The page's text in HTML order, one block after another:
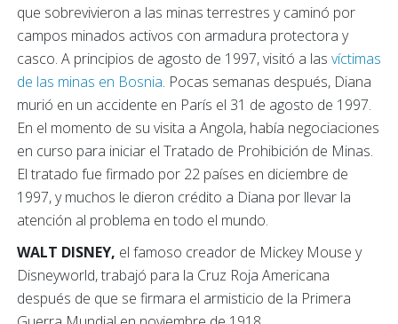
que sobrevivieron a las minas terrestres y caminó por
campos minados activos con armadura protectora y
casco. A principios de agosto de 1997, visitó a las víctimas
de las minas en Bosnia. Pocas semanas después, Diana
murió en un accidente en París el 31 de agosto de 1997.
En el momento de su visita a Angola, había negociaciones
en curso para iniciar el Tratado de Prohibición de Minas.
El tratado fue firmado por 22 países en diciembre de
1997, y muchos le dieron crédito a Diana por llevar la
atención al problema en todo el mundo.
WALT DISNEY, el famoso creador de Mickey Mouse y
Disneyworld, trabajó para la Cruz Roja Americana
después de que se firmara el armisticio de la Primera